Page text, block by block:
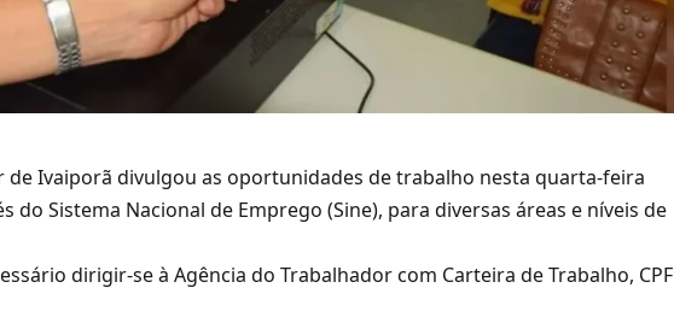
deIvaiporãdivulgou as oportunidades de trabalho nesta quarta-feira
do Sistema Nacional de Emprego (Sine), para diversas áreas e níveis de
dirigir-se à Agência do Trabalhador com Carteira de Trabalho, CPF